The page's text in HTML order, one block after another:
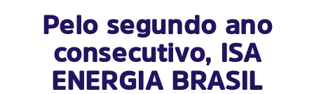
Pelo segundo ano
consecutivo, ISA
ENERGIA BRASIL